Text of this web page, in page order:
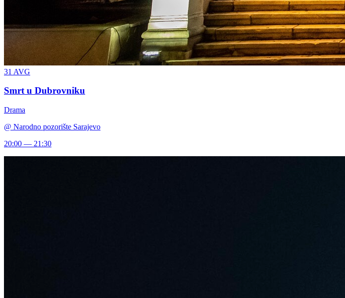
31 AVG
Smrt u Dubrovniku
Drama
@ Narodno pozorište Sarajevo
20:00 — 21:30